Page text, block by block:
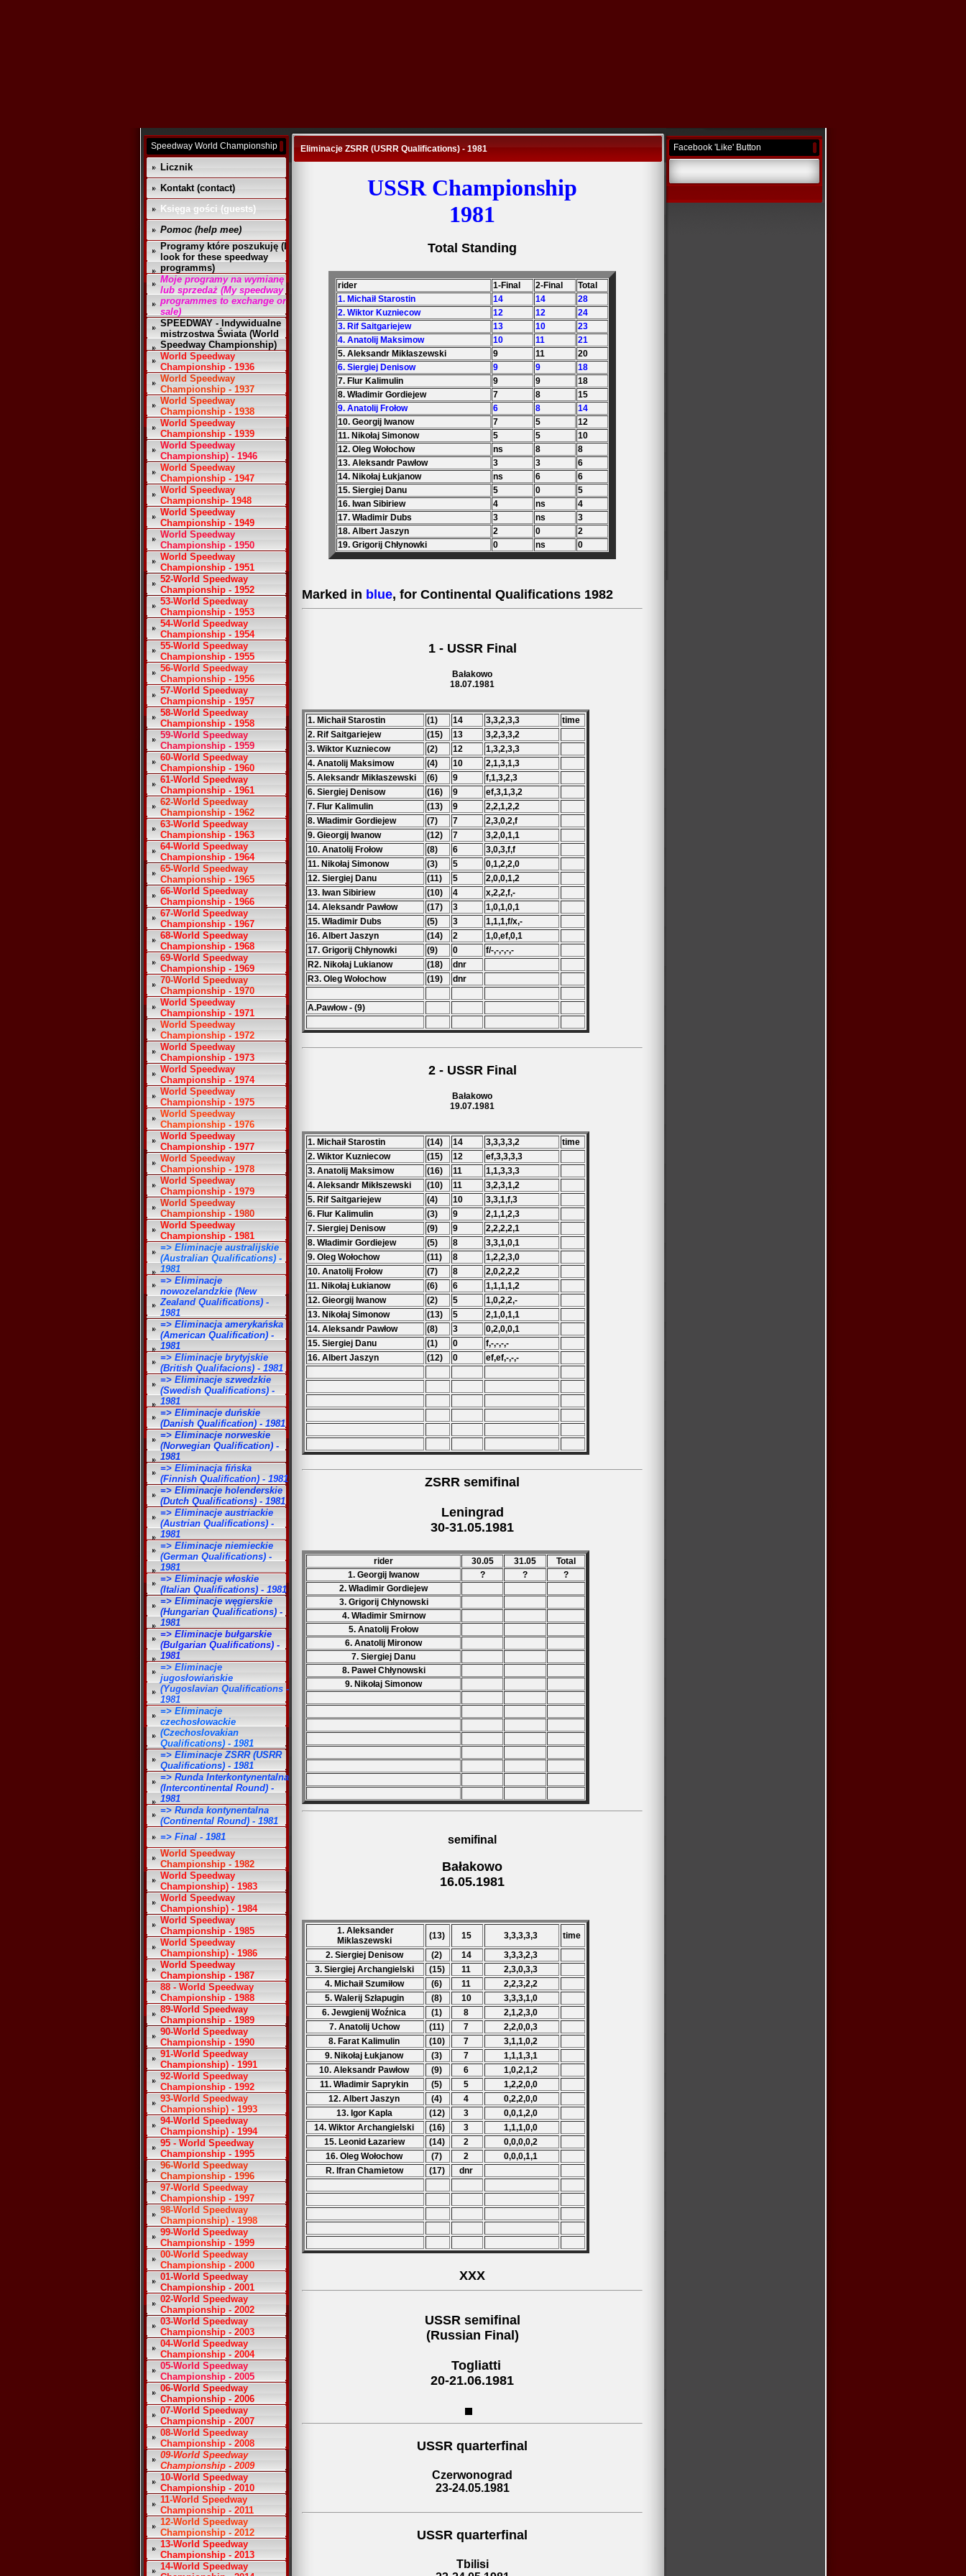
Speedway World Championship
Licznik
Kontakt (contact)
Księga gości (guests)
Pomoc (help mee)
Programy które poszukuję (I
look for these speedway
programms)
Moje programy na wymianę
lub sprzedaż (My speedway
programmes to exchange or
sale)
SPEEDWAY - Indywidualne
mistrzostwa Świata (World
Speedway Championship)
World Speedway
Championship - 1936
World Speedway
Championship - 1937
World Speedway
Championship - 1938
World Speedway
Championship - 1939
World Speedway
Championship) - 1946
World Speedway
Championship - 1947
World Speedway
Championship- 1948
World Speedway
Championship - 1949
World Speedway
Championship - 1950
World Speedway
Championship - 1951
52-World Speedway
Championship - 1952
53-World Speedway
Championship - 1953
54-World Speedway
Championship - 1954
55-World Speedway
Championship - 1955
56-World Speedway
Championship - 1956
57-World Speedway
Championship - 1957
58-World Speedway
Championship - 1958
59-World Speedway
Championship - 1959
60-World Speedway
Championship - 1960
61-World Speedway
Championship - 1961
62-World Speedway
Championship - 1962
63-World Speedway
Championship - 1963
64-World Speedway
Championship - 1964
65-World Speedway
Championship - 1965
66-World Speedway
Championship - 1966
67-World Speedway
Championship - 1967
68-World Speedway
Championship - 1968
69-World Speedway
Championship - 1969
70-World Speedway
Championship - 1970
World Speedway
Championship - 1971
World Speedway
Championship - 1972
World Speedway
Championship - 1973
World Speedway
Championship - 1974
World Speedway
Championship - 1975
World Speedway
Championship - 1976
World Speedway
Championship - 1977
World Speedway
Championship - 1978
World Speedway
Championship - 1979
World Speedway
Championship - 1980
World Speedway
Championship - 1981
=> Eliminacje australijskie
(Australian Qualifications) -
1981
=> Eliminacje
nowozelandzkie (New
Zealand Qualifications) -
1981
=> Eliminacja amerykańska
(American Qualification) -
1981
=> Eliminacje brytyjskie
(British Qualifacions) - 1981
=> Eliminacje szwedzkie
(Swedish Qualifications) -
1981
=> Eliminacje duńskie
(Danish Qualification) - 1981
=> Eliminacje norweskie
(Norwegian Qualification) -
1981
=> Eliminacja fińska
(Finnish Qualification) - 1981
=> Eliminacje holenderskie
(Dutch Qualifications) - 1981
=> Eliminacje austriackie
(Austrian Qualifications) -
1981
=> Eliminacje niemieckie
(German Qualifications) -
1981
=> Eliminacje włoskie
(Italian Qualifications) - 1981
=> Eliminacje węgierskie
(Hungarian Qualifications) -
1981
=> Eliminacje bułgarskie
(Bulgarian Qualifications) -
1981
=> Eliminacje
jugosłowiańskie
(Yugoslavian Qualifications -
1981
=> Eliminacje
czechosłowackie
(Czechoslovakian
Qualifications) - 1981
=> Eliminacje ZSRR (USRR
Qualifications) - 1981
=> Runda Interkontynentalna
(Intercontinental Round) -
1981
=> Runda kontynentalna
(Continental Round) - 1981
=> Final - 1981
World Speedway
Championship - 1982
World Speedway
Championship) - 1983
World Speedway
Championship) - 1984
World Speedway
Championship - 1985
World Speedway
Championship) - 1986
World Speedway
Championship - 1987
88 - World Speedway
Championship - 1988
89-World Speedway
Championship - 1989
90-World Speedway
Championship - 1990
91-World Speedway
Championship) - 1991
92-World Speedway
Championship - 1992
93-World Speedway
Championship) - 1993
94-World Speedway
Championship) - 1994
95 - World Speedway
Championship - 1995
96-World Speedway
Championship - 1996
97-World Speedway
Championship - 1997
98-World Speedway
Championship) - 1998
99-World Speedway
Championship - 1999
00-World Speedway
Championship - 2000
01-World Speedway
Championship - 2001
02-World Speedway
Championship - 2002
03-World Speedway
Championship - 2003
04-World Speedway
Championship - 2004
05-World Speedway
Championship - 2005
06-World Speedway
Championship - 2006
07-World Speedway
Championship - 2007
08-World Speedway
Championship - 2008
09-World Speedway
Championship - 2009
10-World Speedway
Championship - 2010
11-World Speedway
Championship - 2011
12-World Speedway
Championship - 2012
13-World Speedway
Championship - 2013
14-World Speedway
Eliminacje ZSRR (USRR Qualifications) - 1981
USSR Championship
1981
Total Standing
rider 1-Final 2-Final
Total
1. Michaił Starostin
14 14
28
2. Wiktor Kuzniecow
12 12
24
3. Rif Saitgariejew
13 10
23
4. Anatolij Maksimow
10 11
21
5. Aleksandr Mikłaszewski
9 11
20
6. Siergiej Denisow
9 9
18
7. Flur Kalimulin
9 9
18
8. Władimir Gordiejew
7 8
15
9. Anatolij Frołow
6 8
14
10. Georgij Iwanow
7 5
12
11. Nikołaj Simonow
5 5
10
12. Oleg Wołochow
ns 8
8
13. Aleksandr Pawłow
3 3
6
14. Nikołaj Łukjanow
ns 6
6
15. Siergiej Danu
5 0
5
16. Iwan Sibiriew
4 ns
4
17. Władimir Dubs
3 ns
3
18. Albert Jaszyn
2 0
2
19. Grigorij Chłynowki
0 ns 0
Marked in blue, for Continental Qualifications 1982
1 - USSR Final
Bałakowo
18.07.1981
1. Michaił Starostin (1) 14 3,3,2,3,3
time
2. Rif Saitgariejew
(15) 13
3,2,3,3,2
3. Wiktor Kuzniecow
(2) 12
1,3,2,3,3
4. Anatolij Maksimow
(4) 10
2,1,3,1,3
5. Aleksandr Mikłaszewski
(6) 9
f,1,3,2,3
6. Siergiej Denisow
(16) 9
ef,3,1,3,2
7. Flur Kalimulin
(13) 9
2,2,1,2,2
8. Władimir Gordiejew
(7) 7
2,3,0,2,f
9. Gieorgij Iwanow
(12) 7
3,2,0,1,1
10. Anatolij Frołow
(8) 6
3,0,3,f,f
11. Nikołaj Simonow
(3) 5
0,1,2,2,0
12. Siergiej Danu
(11) 5
2,0,0,1,2
13. Iwan Sibiriew
(10) 4
x,2,2,f,-
14. Aleksandr Pawłow
(17) 3
1,0,1,0,1
15. Władimir Dubs
(5) 3
1,1,1,f/x,-
16. Albert Jaszyn
(14) 2
1,0,ef,0,1
17. Grigorij Chłynowki
(9) 0
f/-,-,-,-,-
R2. Nikołaj Lukianow
(18)
dnr
R3. Oleg Wołochow
(19) dnr
A.Pawłow - (9)
2 - USSR Final
Bałakowo
19.07.1981
1. Michaił Starostin (14) 14 3,3,3,3,2
time
2. Wiktor Kuzniecow
(15) 12
ef,3,3,3,3
3. Anatolij Maksimow
(16) 11
1,1,3,3,3
4. Aleksandr Mikłszewski
(10) 11
3,2,3,1,2
5. Rif Saitgariejew
(4) 10
3,3,1,f,3
6. Flur Kalimulin
(3) 9
2,1,1,2,3
7. Siergiej Denisow
(9) 9
2,2,2,2,1
8. Władimir Gordiejew
(5) 8
3,3,1,0,1
9. Oleg Wołochow
(11) 8
1,2,2,3,0
10. Anatolij Frołow
(7) 8
2,0,2,2,2
11. Nikołaj Łukianow
(6) 6
1,1,1,1,2
12. Gieorgij Iwanow
(2) 5
1,0,2,2,-
13. Nikołaj Simonow
(13) 5
2,1,0,1,1
14. Aleksandr Pawłow
(8) 3
0,2,0,0,1
15. Siergiej Danu
(1) 0
f,-,-,-,-
16. Albert Jaszyn
(12) 0 ef,ef,-,-,-
ZSRR semifinal
Leningrad
30-31.05.1981
rider 30.05 31.05
Total
1. Georgij Iwanow
? ?
?
2. Władimir Gordiejew
3. Grigorij Chłynowski
4. Władimir Smirnow
5. Anatolij Frołow
6. Anatolij Mironow
7. Siergiej Danu
8. Paweł Chłynowski
9. Nikołaj Simonow
semifinal
Bałakowo
16.05.1981
1. Aleksander
Miklaszewski
(13) 15 3,3,3,3,3
time
2. Siergiej Denisow
(2) 14
3,3,3,2,3
3. Siergiej Archangielski
(15) 11
2,3,0,3,3
4. Michaił Szumiłow
(6) 11
2,2,3,2,2
5. Walerij Szłapugin
(8) 10
3,3,3,1,0
6. Jewgienij Woźnica
(1) 8
2,1,2,3,0
7. Anatolij Uchow
(11) 7
2,2,0,0,3
8. Farat Kalimulin
(10) 7
3,1,1,0,2
9. Nikołaj Łukjanow
(3) 7
1,1,1,3,1
10. Aleksandr Pawłow
(9) 6
1,0,2,1,2
11. Władimir Saprykin
(5) 5
1,2,2,0,0
12. Albert Jaszyn
(4) 4
0,2,2,0,0
13. Igor Kapla
(12) 3
0,0,1,2,0
14. Wiktor Archangielski
(16) 3
1,1,1,0,0
15. Leonid Łazariew
(14) 2
0,0,0,0,2
16. Oleg Wołochow
(7) 2
0,0,0,1,1
R. Ifran Chamietow
(17) dnr
XXX
USSR semifinal
(Russian Final)
Togliatti
20-21.06.1981
USSR quarterfinal
Czerwonograd
23-24.05.1981
USSR quarterfinal
Tbilisi
Facebook 'Like' Button